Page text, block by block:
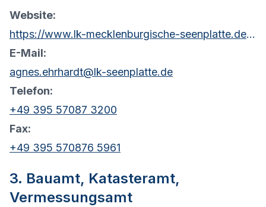
Website:
https://www.lk-mecklenburgische-seenplatte.de/Aktuelles/Formulare/Soziales/Gesch%C3%A4ftsstelle-des-Gutachterausschusses.php?object=tx,2761.5.1&ModID=7&FID=2037.380.1&NavID=2761.81&La=1
E-Mail:
agnes.ehrhardt@lk-seenplatte.de
Telefon:
+49 395 57087 3200
Fax:
+49 395 570876 5961
3. Bauamt, Katasteramt,
Vermessungsamt